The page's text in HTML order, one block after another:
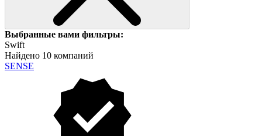
Выбранные вами фильтры:
Swift
Найдено 10 компаний
SENSE